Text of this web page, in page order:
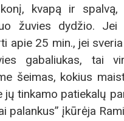
kvapą ir spalvą,
žuvies dydžio.
apie 25 min., jei
gabaliukas, tai
šeimas, kokius
jų tinkamo patiekalų
palankus” įkūrėja